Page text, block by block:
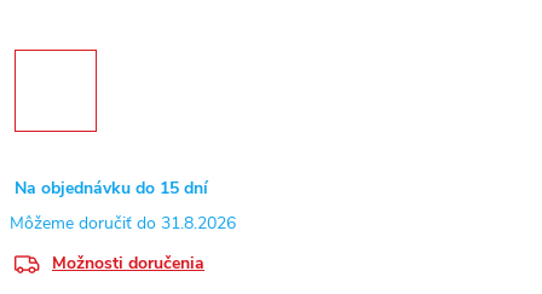
Na objednávku do 15 dní
31.8.2026
Možnosti doručenia